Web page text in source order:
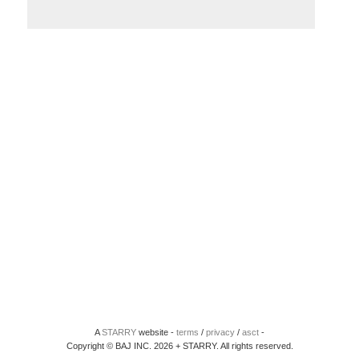
ASTARRY website - terms / privacy / asct -
Copyright © BAJ INC. 2026 + STARRY. All rights reserved.